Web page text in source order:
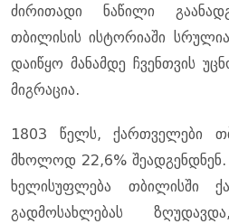
ძირითადი ნაწილი
თბილისის ისტორიაში
დაიწყო მანამდე ჩვენთვის
მიგრაცია.
1803 წელს, ქართველები
მხოლოდ 22,6% შეადგენდნენ.
ხელისუფლება თბილისში
გადმოსახლებას